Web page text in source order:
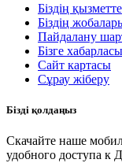
Біздің
Біздің
Пайдалану
Бізге
Сайт картасы
Сұрау жіберу
Бізді қолдаңыз
Скачайте наше
удобного доступа к